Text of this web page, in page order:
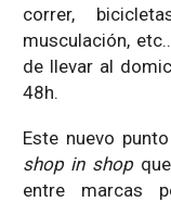
correr,
musculación,
de llevar al
48h.
Este nuevo
shop in shopque
entre marcas